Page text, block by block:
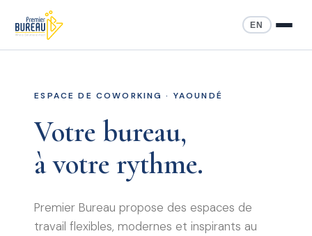
EN
ESPACE DE COWORKING · YAOUNDÉ
Votre bureau,
à votre rythme.
Premier Bureau propose des espaces de
travail flexibles, modernes et inspirants au